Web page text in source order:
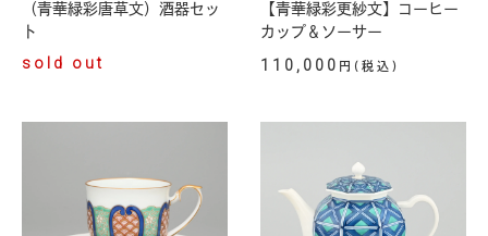
（青華緑彩唐草文）酒器セッ
ト
sold out
【青華緑彩更紗文】コーヒー
カップ＆ソーサー
110,000 円(税込)